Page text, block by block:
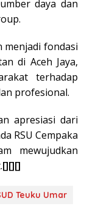
daya dan
menjadi fondasi
di Aceh Jaya,
terhadap
profesional.
apresiasi dari
RSU Cempaka
mewujudkan
[][][]
Teuku Umar